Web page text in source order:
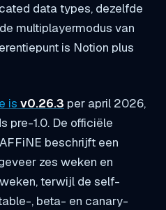
data types, dezelfde
multiplayermodus van
is Notion plus
is v0.26.3 per april 2026,
pre-1.0. De officiële
beschrijft een
zes weken en
terwijl de self-
, beta- en canary-